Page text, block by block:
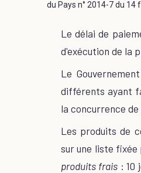
du Pays n° 2014-7 du
Le délai de
d'exécution de la
Le
différents ayant
la concurrence
Les produits de
sur une liste fixée
produits frais: 10